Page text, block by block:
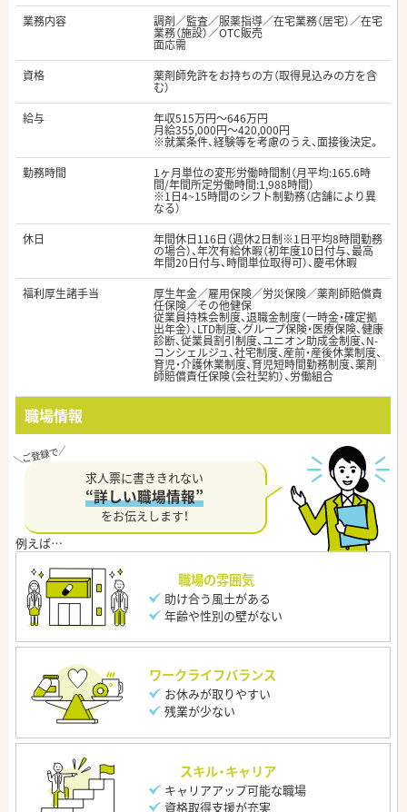
業務内容
調剤／監査／服薬指導／在宅業務（居宅）／在宅
業務（施設）／OTC販売
面応需
資格
薬剤師免許をお持ちの方（取得見込みの方を含
む）
給与
年収515万円～646万円
月給355,000円～420,000円
※就業条件、経験等を考慮のうえ、面接後決定。
勤務時間
1ヶ月単位の変形労働時間制（月平均:165.6時
間/年間所定労働時間:1,988時間）
※1日4~15時間のシフト制勤務（店舗により異
なる）
休日
年間休日116日（週休2日制※1日平均8時間勤務
の場合）、年次有給休暇（初年度10日付与、最高
年間20日付与、時間単位取得可）、慶弔休暇
福利厚生諸手当
厚生年金／雇用保険／労災保険／薬剤師賠償責
任保険／その他健保
従業員持株会制度、退職金制度（一時金・確定拠
出年金）、LTD制度、グループ保険・医療保険、健康
診断、従業員割引制度、ユニオン助成金制度、N-
コンシェルジュ、社宅制度、産前・産後休業制度、
育児・介護休業制度、育児短時間勤務制度、薬剤
師賠償責任保険（会社契約）、労働組合
職場情報
求人票に書ききれない
“詳しい職場情報”
をお伝えします！
職場の雰囲気
助け合う風土がある
年齢や性別の壁がない
ワークライフバランス
お休みが取りやすい
残業が少ない
スキル・キャリア
キャリアアップ可能な職場
資格取得支援が充実